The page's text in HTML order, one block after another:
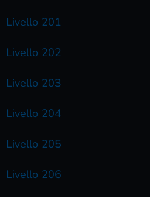
Livello 201
Livello 202
Livello 203
Livello 204
Livello 205
Livello 206